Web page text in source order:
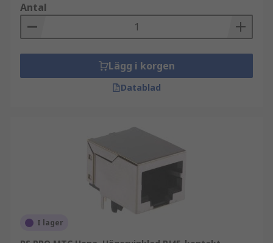
Antal
Lägg i korgen
Datablad
I lager